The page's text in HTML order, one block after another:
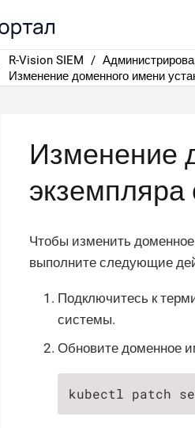
R-Vision SIEM
Изменение доменного имени
Изменение
экземпляра
Чтобы изменить
выполните следующие
Подключитесь к
системы.
Обновите доменное
kubectl patch